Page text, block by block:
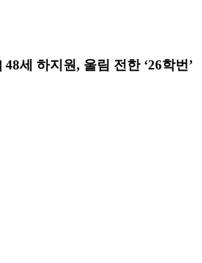
세 하지원, 울림 전한 ‘26학번’